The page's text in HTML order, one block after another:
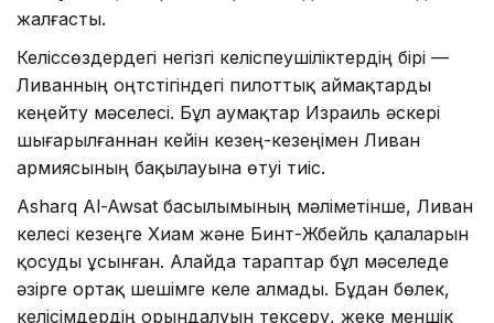
консультациялар жоспарланғандай бейсенбіде
Келіссөздердегі негізгі келіспеушіліктердің бірі —
Ливанның оңтүстігіндегі пилоттық аймақтарды
кеңейту мәселесі. Бұл аумақтар Израиль әскері
шығарылғаннан кейін кезең-кезеңімен Ливан
Asharq Al-Awsat басылымының мәліметінше, Ливан
келесі кезеңге Хиам және Бинт-Жбейль қалаларын
қосуды ұсынған. Алайда тараптар бұл мәселеде
әзірге ортақ шешімге келе алмады. Бұдан бөлек,